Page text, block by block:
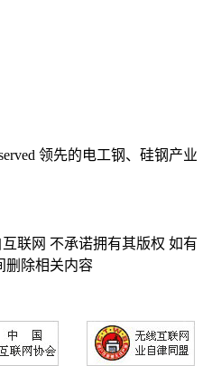
领先的电工钢、硅钢产业
联网 不承诺拥有其版权 如有
删除相关内容